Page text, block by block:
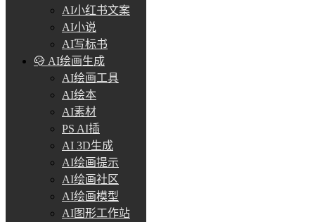
AI小红书文案
AI小说
AI写标书
AI绘画生成
AI绘画工具
AI绘本
AI素材
PS AI插
AI 3D生成
AI绘画提示
AI绘画社区
AI绘画模型
AI图形工作站